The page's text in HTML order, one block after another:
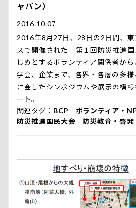
ャパン）
2016.10.07
2016年8月27日、28日の2日間、
スで開催された「第１回防災推進
じめとするボランティア関係者から
学会、企業まで、各界・各層の多
に会したシンポジウムや展示の模
ート。
関連タグ
BCP
ボランティア・
防災推進国民大会
防災教育・啓発